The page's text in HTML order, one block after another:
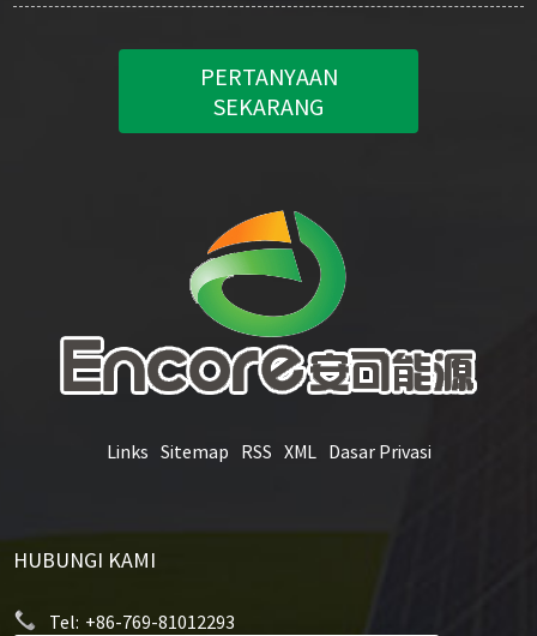
PERTANYAAN
SEKARANG
Links Sitemap RSS XML Dasar Privasi
HUBUNGI KAMI
Tel: +86-769-81012293